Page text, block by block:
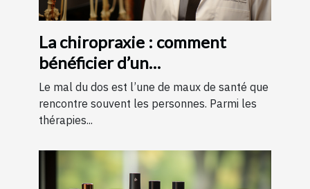
La chiropraxie : comment
bénéficier d’un
remboursement ?
Le mal du dos est l’une de maux de santé que
rencontre souvent les personnes. Parmi les
thérapies...